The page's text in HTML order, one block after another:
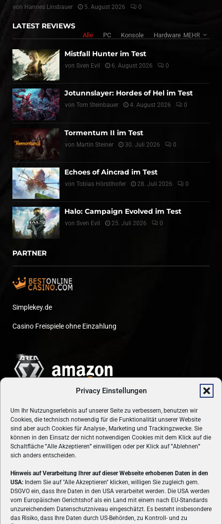
Privacy Einstellungen
Um Ihr Nutzungserlebnis auf unserer Seite zu verbessern, benutzen wir
Cookies, die technisch notwendig für die Funktionalität unserer Website
sind aber auch Cookies für Analyse-, Marketing und Trackingzwecke. Sie
können in den Einsatz der nicht notwendigen Cookies mit dem Klick auf die
Schaltfläche "Alle Akzeptieren" einwilligen oder per Klick auf"Ablehnen"
sich anders entscheiden.
Hinweis auf Verarbeitung Ihrer auf dieser Webseite erhobenen Daten in den
USA: Indem Sie auf "Alle Akzeptieren" klicken, willigen Sie zugleich gem.
DSGVO ein, dass Ihre Daten in den USA verarbeitet werden. Die USA werden
vom Europäischen Gerichtshof als ein Land mit einem nach EU-Standards
unzureichendem Datenschutzniveau eingeschätzt. Es besteht insbesondere
das Risiko, dass Ihre Daten durch US-Behörden, zu Kontroll- und zu
von Hannes Linsbauer 5. August 2026 0
LATEST REVIEWS
Alle PC Konsole Hardware MEHR
Mistfall Hunter im Test
von Sven Evil 6. August 2026 0
Jotunnslayer: Hordes of Hel im Test
von Tom Steinbauer 4. August 2026 0
Tormentum II im Test
von Martin Steiner 30. Juli 2026 0
Echoes of Aincrad im Test
von Tobias Hörstlhofer 28. Juli 2026 0
Halo: Campaign Evolved im Test
von Sven Evil 25. Juli 2026 0
PARTNER
Simplekey.de
Casino Freispiele ohne Einzahlung
ÜBER UNS
VON GAMERN, FÜR GAMER! Gamers.at ist das älteste Online-
Spielemagazin Österreichs und bringt täglich aktuelle News,